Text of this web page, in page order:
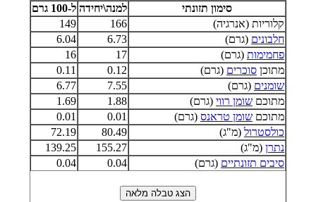
סימון תזונתי למנה\יחידה ל-100 גרם
קלוריות (אנרגיה)
166
149
חלבונים (גרם) 6.73
6.04
פחמימות (גרם) 17
16
מתוכן סוכרים (גרם) 0.12
0.11
שומנים (גרם) 7.55
6.77
מתוכם שומן רווי (גרם) 1.88
1.69
מתוכם שומן טראנס (גרם) 0.01
0.01
כולסטרול (מ"ג) 80.49
72.19
נתרן (מ"ג) 155.27
139.25
סיבים תזונתיים (גרם) 0.04
0.04